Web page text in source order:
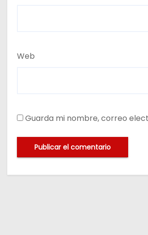
Web
Guarda mi nombre, correo